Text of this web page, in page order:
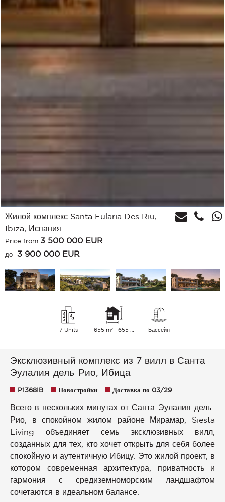
Жилой комплекс Santa Eularia Des Riu,
Ibiza, Испания
Price from 3 500 000 EUR
до 3 900 000 EUR
7 Units Бассейн
Эксклюзивный комплекс из 7 вилл в Санта-
Эулалия-дель-Рио, Ибица
P1368IB Новостройки Доставка по 03/29
Всего в нескольких минутах от Санта-Эулалия-дель-
Рио, в спокойном жилом районе Мирамар, Siesta
Living объединяет семь эксклюзивных вилл,
созданных для тех, кто хочет открыть для себя более
спокойную и аутентичную Ибицу. Это жилой проект, в
котором современная архитектура, приватность и
гармония с средиземноморским ландшафтом
сочетаются в идеальном балансе.